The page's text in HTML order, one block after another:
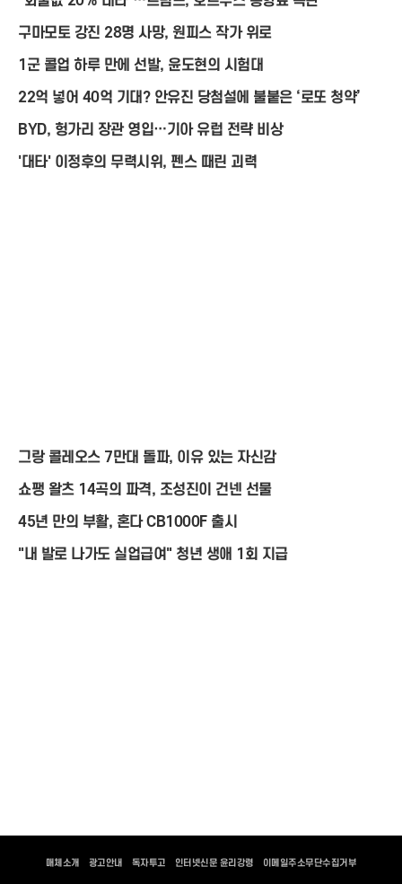
구마모토 강진 28명 사망, 원피스 작가 위로
1군 콜업 하루 만에 선발, 윤도현의 시험대
22억 넣어 40억 기대? 안유진 당첨설에 불붙은 ‘로또 청약’
BYD, 헝가리 장관 영입…기아 유럽 전략 비상
'대타' 이정후의 무력시위, 펜스 때린 괴력
그랑 콜레오스 7만대 돌파, 이유 있는 자신감
쇼팽 왈츠 14곡의 파격, 조성진이 건넨 선물
45년 만의 부활, 혼다 CB1000F 출시
"내 발로 나가도 실업급여" 청년 생애 1회 지급
매체소개 광고안내 독자투고 인터넷신문 윤리강령 이메일주소무단수집거부